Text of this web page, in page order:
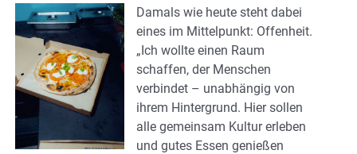
Damals wie heute steht dabei
eines im Mittelpunkt: Offenheit.
„Ich wollte einen Raum
schaffen, der Menschen
verbindet – unabhängig von
ihrem Hintergrund. Hier sollen
alle gemeinsam Kultur erleben
und gutes Essen genießen